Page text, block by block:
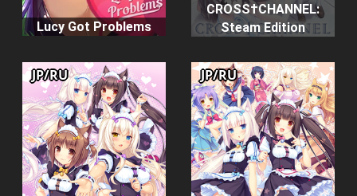
Lucy Got Problems
CROSS†CHANNEL:
Steam Edition
JP/RU JP/RU